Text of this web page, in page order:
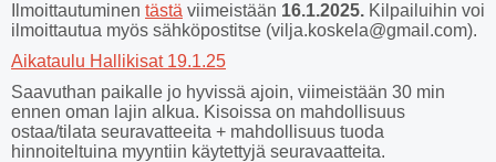
Ilmoittautuminen tästä viimeistään 16.1.2025. Kilpailuihin voi
ilmoittautua myös sähköpostitse (vilja.koskela@gmail.com).
Aikataulu Hallikisat 19.1.25
Saavuthan paikalle jo hyvissä ajoin, viimeistään 30 min
ennen oman lajin alkua. Kisoissa on mahdollisuus
ostaa/tilata seuravatteeita + mahdollisuus tuoda
hinnoiteltuina myyntiin käytettyjä seuravaatteita.